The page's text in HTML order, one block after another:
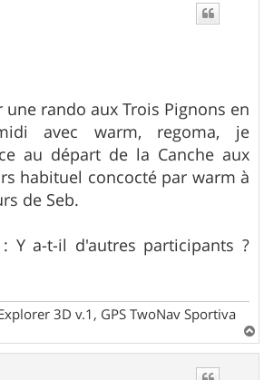
rando aux Trois Pignons en
avec warm, regoma, je
au départ de la Canche aux
habituel concocté par warm à
de Seb.
Y a-t-il d'autres participants ?
3D v.1, GPS TwoNav Sportiva
a